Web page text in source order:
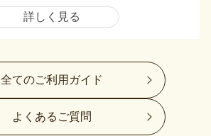
詳しく見る
全てのご利用ガイド
よくあるご質問